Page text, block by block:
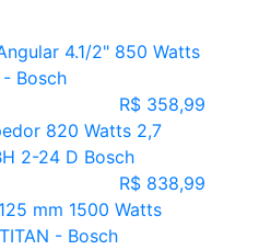
4.1/2" 850 Watts
Bosch
R$ 358,99
820 Watts 2,7
2-24 D Bosch
R$ 838,99
mm 1500 Watts
- Bosch